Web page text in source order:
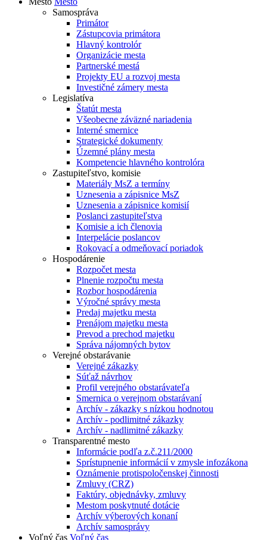
Samospráva
Primátor
Zástupcovia primátora
Hlavný kontrolór
Organizácie mesta
Partnerské mestá
Projekty EU a rozvoj mesta
Investičné zámery mesta
Legislatíva
Štatút mesta
Všeobecne záväzné nariadenia
Interné smernice
Strategické dokumenty
Územné plány mesta
Kompetencie hlavného kontrolóra
Zastupiteľstvo, komisie
Materiály MsZ a termíny
Uznesenia a zápisnice MsZ
Uznesenia a zápisnice komisií
Poslanci zastupiteľstva
Komisie a ich členovia
Interpelácie poslancov
Rokovací a odmeňovací poriadok
Hospodárenie
Rozpočet mesta
Plnenie rozpočtu mesta
Rozbor hospodárenia
Výročné správy mesta
Predaj majetku mesta
Prenájom majetku mesta
Prevod a prechod majetku
Správa nájomných bytov
Verejné obstarávanie
Verejné zákazky
Súťaž návrhov
Profil verejného obstarávateľa
Smernica o verejnom obstarávaní
Archív - zákazky s nízkou hodnotou
Archív - podlimitné zákazky
Archív - nadlimitné zákazky
Transparentné mesto
Informácie podľa z.č.211/2000
Sprístupnenie informácií v zmysle infozákona
Oznámenie protispoločenskej činnosti
Zmluvy (CRZ)
Faktúry, objednávky, zmluvy
Mestom poskytnuté dotácie
Archív výberových konaní
Archív samosprávy
Voľný čas Voľný čas